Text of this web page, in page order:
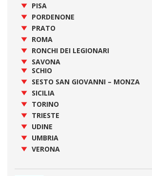
PISA
PORDENONE
PRATO
ROMA
RONCHI DEI LEGIONARI
SAVONA
SCHIO
SESTO SAN GIOVANNI – MONZA
SICILIA
TORINO
TRIESTE
UDINE
UMBRIA
VERONA